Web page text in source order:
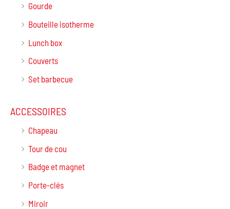
Gourde
Bouteille isotherme
Lunch box
Couverts
Set barbecue
ACCESSOIRES
Chapeau
Tour de cou
Badge et magnet
Porte-clés
Miroir